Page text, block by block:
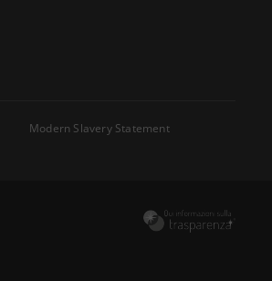
Modern Slavery Statement